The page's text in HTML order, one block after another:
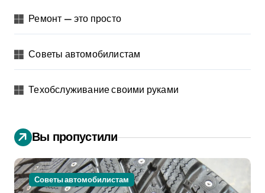
Ремонт — это просто
Советы автомобилистам
Техобслуживание своими руками
Вы пропустили
Советы автомобилистам